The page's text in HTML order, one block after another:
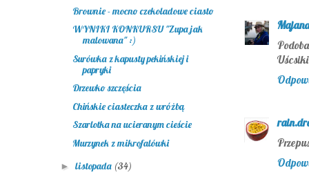
Majana
Brownie - mocno czekoladowe ciasto
WYNIKI KONKURSU "Zupa jak
malowana" :)
Surówka z kapusty pekińskiej i
papryki
Drzewko szczęścia
Chińskie ciasteczka z wróżbą
Szarlotka na ucieranym cieście
Murzynek z mikrofalówki
► listopada (34)